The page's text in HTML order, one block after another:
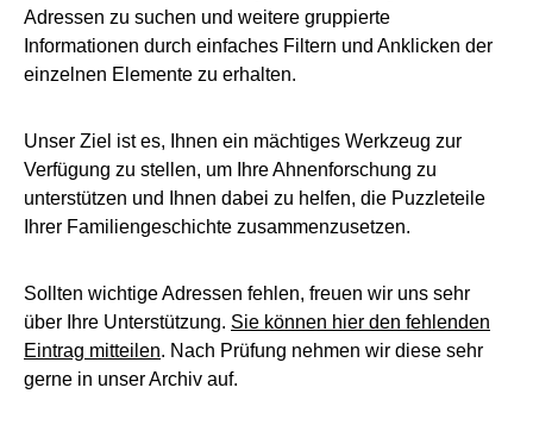
Adressen zu suchen und weitere gruppierte
Informationen durch einfaches Filtern und Anklicken der
einzelnen Elemente zu erhalten.
Unser Ziel ist es, Ihnen ein mächtiges Werkzeug zur
Verfügung zu stellen, um Ihre Ahnenforschung zu
unterstützen und Ihnen dabei zu helfen, die Puzzleteile
Ihrer Familiengeschichte zusammenzusetzen.
Sollten wichtige Adressen fehlen, freuen wir uns sehr
über Ihre Unterstützung. Sie können hier den fehlenden
Eintrag mitteilen. Nach Prüfung nehmen wir diese sehr
gerne in unser Archiv auf.